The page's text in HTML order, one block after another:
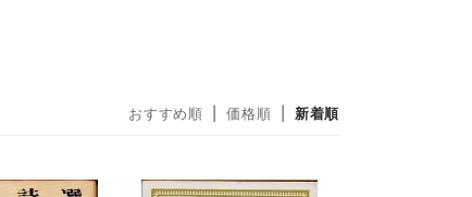
おすすめ順 価格順 新着順